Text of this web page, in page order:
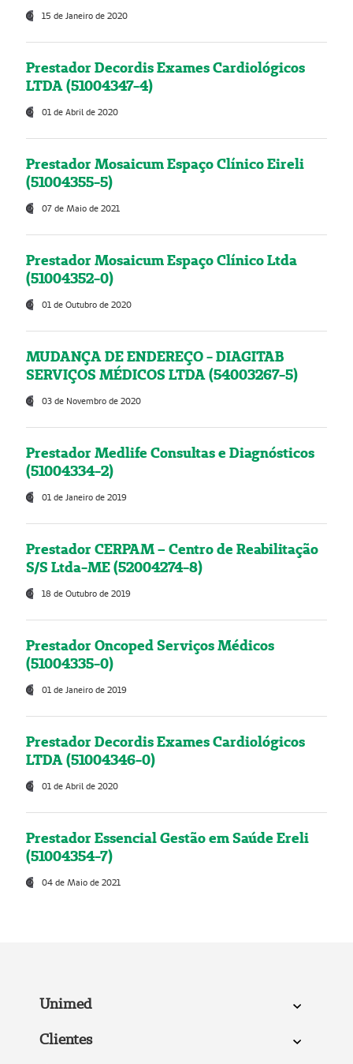
15 de Janeiro de 2020
Prestador Decordis Exames Cardiológicos
LTDA (51004347-4)
01 de Abril de 2020
Prestador Mosaicum Espaço Clínico Eireli
(51004355-5)
07 de Maio de 2021
Prestador Mosaicum Espaço Clínico Ltda
(51004352-0)
01 de Outubro de 2020
MUDANÇA DE ENDEREÇO - DIAGITAB
SERVIÇOS MÉDICOS LTDA (54003267-5)
03 de Novembro de 2020
Prestador Medlife Consultas e Diagnósticos
(51004334-2)
01 de Janeiro de 2019
Prestador CERPAM – Centro de Reabilitação
S/S Ltda-ME (52004274-8)
18 de Outubro de 2019
Prestador Oncoped Serviços Médicos
(51004335-0)
01 de Janeiro de 2019
Prestador Decordis Exames Cardiológicos
LTDA (51004346-0)
01 de Abril de 2020
Prestador Essencial Gestão em Saúde Ereli
(51004354-7)
04 de Maio de 2021
Unimed
Clientes